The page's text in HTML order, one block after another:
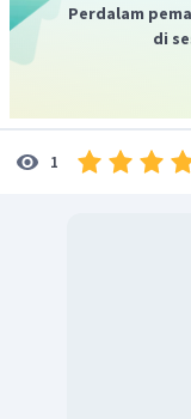
Perdalam
di
1